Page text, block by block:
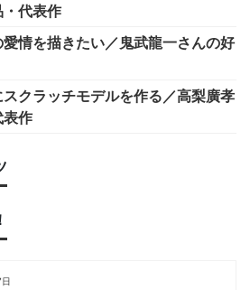
代表作
情を描きたい／鬼武龍一さんの好
クラッチモデルを作る／高梨廣孝
表作